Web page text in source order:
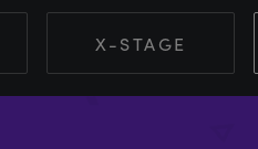
X-STAGE